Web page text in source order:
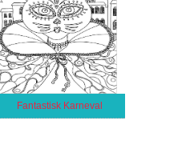
Fantastisk Karneval